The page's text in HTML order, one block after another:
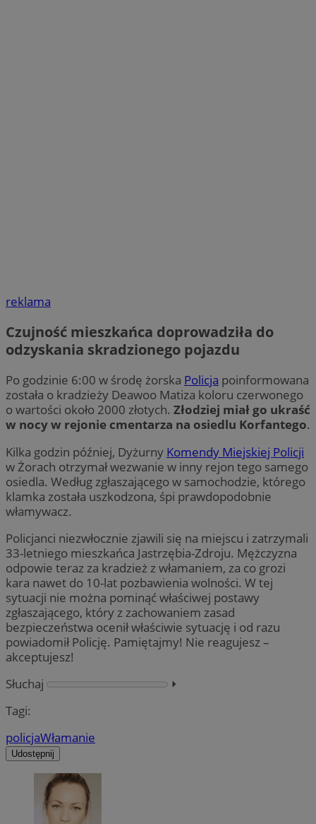
reklama
Czujność mieszkańca doprowadziła do
odzyskania skradzionego pojazdu
Po godzinie 6:00 w środę żorska Policja poinformowana
została o kradzieży Deawoo Matiza koloru czerwonego
o wartości około 2000 złotych. Złodziej miał go ukraść
w nocy w rejonie cmentarza na osiedlu Korfantego.
Kilka godzin później, Dyżurny Komendy Miejskiej Policji
w Żorach otrzymał wezwanie w inny rejon tego samego
osiedla. Według zgłaszającego w samochodzie, którego
klamka została uszkodzona, śpi prawdopodobnie
włamywacz.
Policjanci niezwłocznie zjawili się na miejscu i zatrzymali
33-letniego mieszkańca Jastrzębia-Zdroju. Mężczyzna
odpowie teraz za kradzież z włamaniem, za co grozi
kara nawet do 10-lat pozbawienia wolności. W tej
sytuacji nie można pominąć właściwej postawy
zgłaszającego, który z zachowaniem zasad
bezpieczeństwa ocenił właściwie sytuację i od razu
powiadomił Policję. Pamiętajmy! Nie reagujesz –
akceptujesz!
Słuchaj
⏵︎
Tagi:
policjaWłamanie
Udostępnij